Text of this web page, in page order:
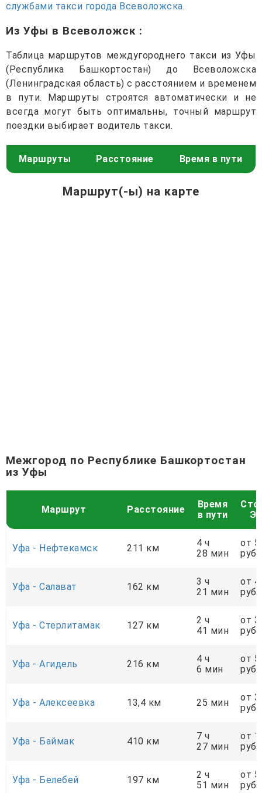
службами такси города Всеволожска.
Из Уфы в Всеволожск :
Таблица маршрутов междугороднего такси из Уфы
(Республика Башкортостан) до Всеволожска
(Ленинградская область) с расстоянием и временем
в пути. Маршруты строятся автоматически и не
всегда могут быть оптимальны, точный маршрут
поездки выбирает водитель такси.
Маршруты Расстояние Время в пути
Маршрут(-ы) на карте
Межгород по Республике Башкортостан
из Уфы
Маршрут Расстояние
Время
в пути
Уфа - Нефтекамск 211 км
4 ч
28 мин
от
руб.
Уфа - Салават 162 км
3 ч
21 мин
от
руб.
Уфа - Стерлитамак 127 км
2 ч
41 мин
от
руб.
Уфа - Агидель 216 км
4 ч
6 мин
от
руб.
Уфа - Алексеевка 13,4 км 25 мин
от
руб.
Уфа - Баймак 410 км
7 ч
27 мин
от
руб.
Уфа - Белебей 197 км
2 ч
51 мин
от
руб.